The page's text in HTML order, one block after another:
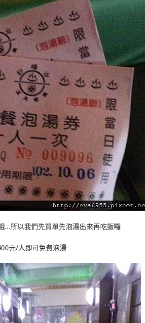
…所以我們先買單先泡湯出來再吃飯囉
元/人即可免費泡湯